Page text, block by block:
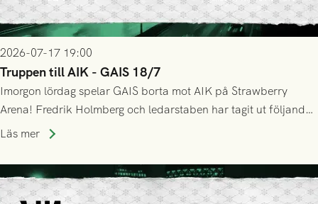
2026-07-17 19:00
Truppen till AIK - GAIS 18/7
Imorgon lördag spelar GAIS borta mot AIK på Strawberry
Arena! Fredrik Holmberg och ledarstaben har tagit ut följande
trupp till matchen:
Läs mer